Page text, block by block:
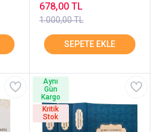
1.000,00 TL
678,00 TL
Aynı
Gün
Kargo
Kritik
Stok